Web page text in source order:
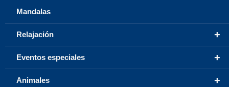
Mandalas
+
Relajación
+
Eventos especiales
+
Animales